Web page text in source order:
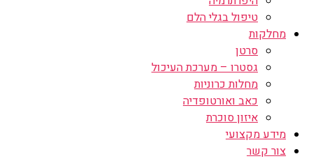
טיפול בגלי הלם
מחלקות
סרטן
גסטרו – מערכת העיכול
מחלות כרוניות
כאב ואורטופדיה
איזון סוכרת
מידע מקצועי
צור קשר